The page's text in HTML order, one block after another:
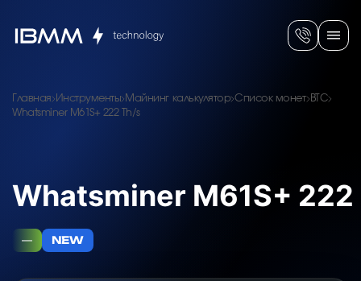
Главная Инструменты Майнинг калькулятор Список монет BTC
Whatsminer M61S+ 222 Th/s
Whatsminer M61S+
— NEW